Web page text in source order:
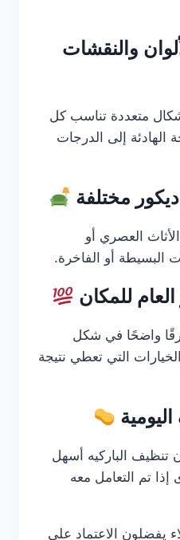
متعددة تناسب كل
الهادئة إلى الدرجات
العصري أو
البسيطة أو الفاخرة.
واضحًا في شكل
الخيارات التي تعطي نتيجة
تنظيف الباركيه أسهل
تم التعامل معه
يفضلون الاعتماد على